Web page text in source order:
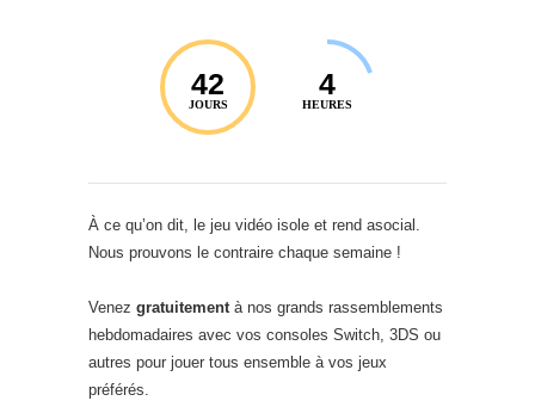
42
JOURS
4
HEURES
À ce qu’on dit, le jeu vidéo isole et rend asocial.
Nous prouvons le contraire chaque semaine !
Venez gratuitement à nos grands rassemblements
hebdomadaires avec vos consoles Switch, 3DS ou
autres pour jouer tous ensemble à vos jeux
préférés.